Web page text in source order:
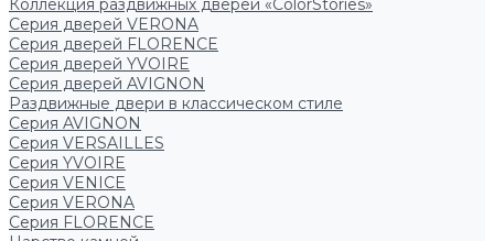
Коллекция раздвижных дверей «ColorStories»
Серия дверей VERONA
Серия дверей FLORENCE
Серия дверей YVOIRE
Серия дверей AVIGNON
Раздвижные двери в классическом стиле
Серия AVIGNON
Серия VERSAILLES
Серия YVOIRE
Серия VENICE
Серия VERONA
Серия FLORENCE